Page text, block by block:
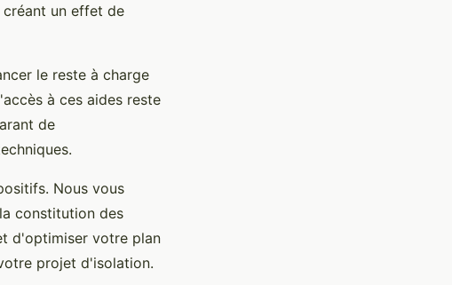
créant un effet de
le reste à charge
à ces aides reste
de
Nous vous
constitution des
d'optimiser votre plan
projet d'isolation.